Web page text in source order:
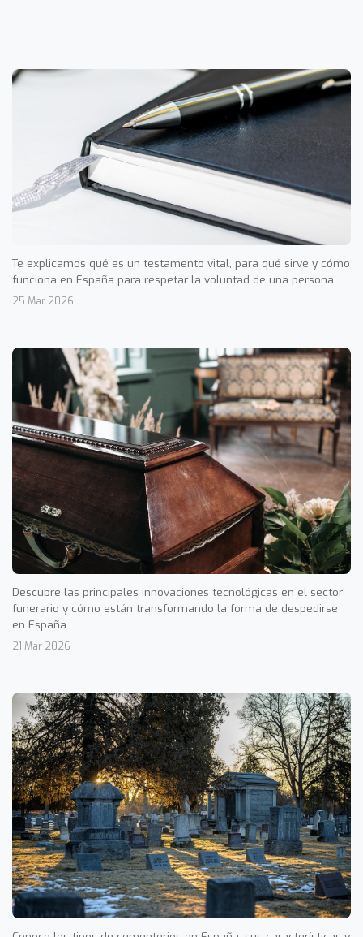
Te explicamos qué es un testamento vital, para qué sirve y cómo
funciona en España para respetar la voluntad de una persona.
25 Mar 2026
Descubre las principales innovaciones tecnológicas en el sector
funerario y cómo están transformando la forma de despedirse
en España.
21 Mar 2026